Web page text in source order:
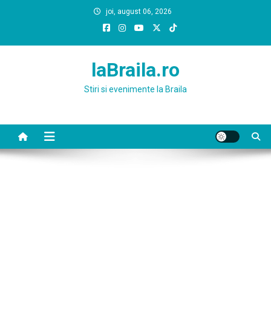
joi, august 06, 2026
laBraila.ro
Stiri si evenimente la Braila